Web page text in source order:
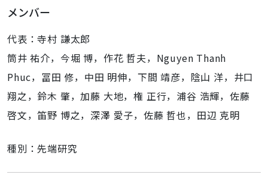
メンバー
代表：寺村 謙太郎
筒井 祐介，今堀 博，作花 哲夫，Nguyen Thanh
Phuc，冨田 修，中田 明伸，下間 靖彦，陰山 洋，井口
翔之，鈴木 肇，加藤 大地，権 正行，浦谷 浩輝，佐藤
啓文，笛野 博之，深澤 愛子，佐藤 哲也，田辺 克明
種別：先端研究